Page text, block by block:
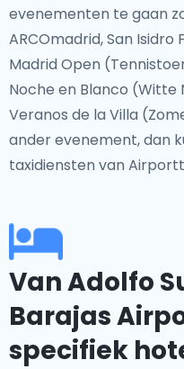
evenementen te gaan
ARCOmadrid, San Isidro
Madrid Open
Noche en Blanco (Witte
Veranos de la Villa
ander evenement, dan
taxidiensten van
Van Adolfo
Barajas
specifiek